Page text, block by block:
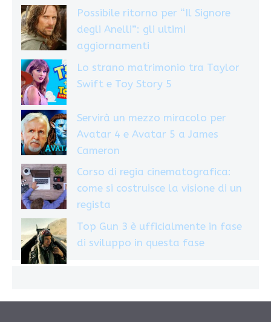
Possibile ritorno per “Il Signore
degli Anelli”: gli ultimi
aggiornamenti
Lo strano matrimonio tra Taylor
Swift e Toy Story 5
Servirà un mezzo miracolo per
Avatar 4 e Avatar 5 a James
Cameron
Corso di regia cinematografica:
come si costruisce la visione di un
regista
Top Gun 3 è ufficialmente in fase
di sviluppo in questa fase